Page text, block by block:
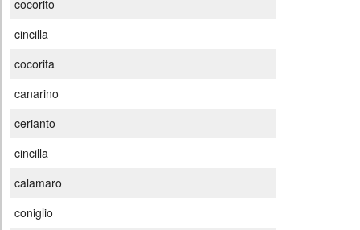
cocorito
cincilla
cocorita
canarino
cerianto
cincilla
calamaro
coniglio